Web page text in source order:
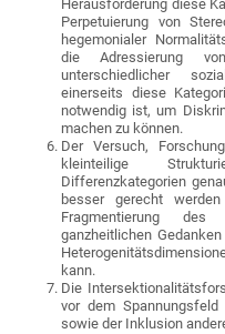
Herausforderung diese
Perpetuierung von
hegemonialer
die Adressierung
unterschiedlicher
einerseits diese
notwendig ist, um
machen zu können.
Der Versuch,
kleinteilige
Differenzkategorien
besser gerecht
Fragmentierung des
ganzheitlichen
kann.
Die
vor dem Spannungsfeld
sowie der Inklusion